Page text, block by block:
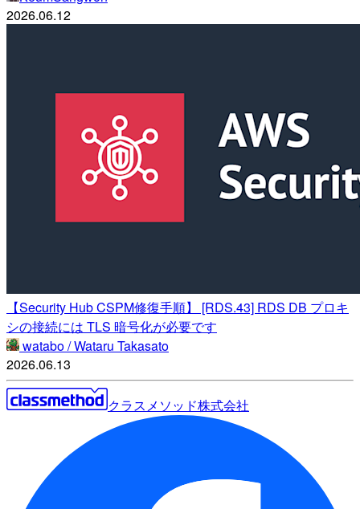
2026.06.12
【Security Hub CSPM修復手順】 [RDS.43] RDS DB プロキ
シの接続には TLS 暗号化が必要です
watabo / Wataru Takasato
2026.06.13
クラスメソッド株式会社